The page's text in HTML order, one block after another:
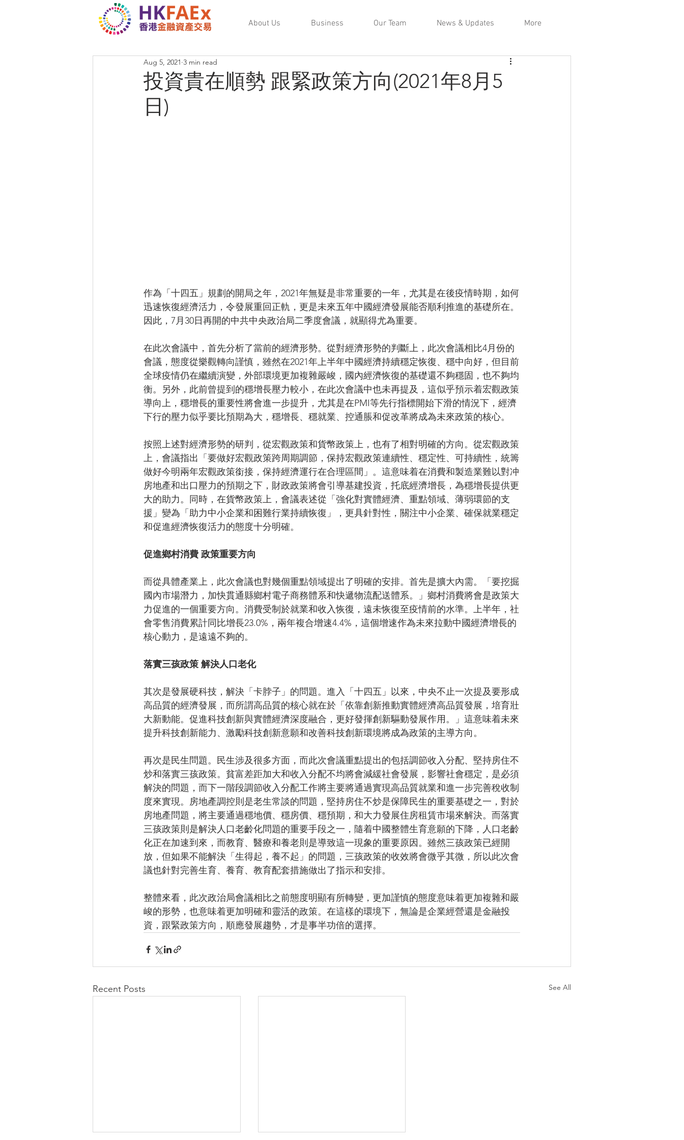
About Us Business Our Team News & Updates More
投資貴在順勢 跟緊政策方向(2021年8月5
日)
Aug 5, 2021 3 min read
作為「十四五」規劃的開局之年，2021年無疑是非常重要的一年，尤其是在後疫情時期，如何
迅速恢復經濟活力，令發展重回正軌，更是未來五年中國經濟發展能否順利推進的基礎所在。
因此，7月30日再開的中共中央政治局二季度會議，就顯得尤為重要。
在此次會議中，首先分析了當前的經濟形勢。從對經濟形勢的判斷上，此次會議相比4月份的
會議，態度從樂觀轉向謹慎，雖然在2021年上半年中國經濟持續穩定恢復、穩中向好，但目前
全球疫情仍在繼續演變，外部環境更加複雜嚴峻，國內經濟恢復的基礎還不夠穩固，也不夠均
衡。另外，此前曾提到的穩增長壓力較小，在此次會議中也未再提及，這似乎預示着宏觀政策
導向上，穩增長的重要性將會進一步提升，尤其是在PMI等先行指標開始下滑的情況下，經濟
下行的壓力似乎要比預期為大，穩增長、穩就業、控通脹和促改革將成為未來政策的核心。
按照上述對經濟形勢的研判，從宏觀政策和貨幣政策上，也有了相對明確的方向。從宏觀政策
上，會議指出「要做好宏觀政策跨周期調節，保持宏觀政策連續性、穩定性、可持續性，統籌
做好今明兩年宏觀政策銜接，保持經濟運行在合理區間」。這意味着在消費和製造業難以對冲
房地產和出口壓力的預期之下，財政政策將會引導基建投資，托底經濟增長，為穩增長提供更
大的助力。同時，在貨幣政策上，會議表述從「強化對實體經濟、重點領域、薄弱環節的支
援」變為「助力中小企業和困難行業持續恢復」，更具針對性，關注中小企業、確保就業穩定
和促進經濟恢復活力的態度十分明確。
促進鄉村消費 政策重要方向
而從具體產業上，此次會議也對幾個重點領域提出了明確的安排。首先是擴大內需。「要挖掘
國內市場潛力，加快貫通縣鄉村電子商務體系和快遞物流配送體系。」鄉村消費將會是政策大
力促進的一個重要方向。消費受制於就業和收入恢復，遠未恢復至疫情前的水準。上半年，社
會零售消費累計同比增長23.0%，兩年複合增速4.4%，這個增速作為未來拉動中國經濟增長的
核心動力，是遠遠不夠的。
落實三孩政策 解決人口老化
其次是發展硬科技，解決「卡脖子」的問題。進入「十四五」以來，中央不止一次提及要形成
高品質的經濟發展，而所謂高品質的核心就在於「依靠創新推動實體經濟高品質發展，培育壯
大新動能。促進科技創新與實體經濟深度融合，更好發揮創新驅動發展作用。」這意味着未來
提升科技創新能力、激勵科技創新意願和改善科技創新環境將成為政策的主導方向。
再次是民生問題。民生涉及很多方面，而此次會議重點提出的包括調節收入分配、堅持房住不
炒和落實三孩政策。貧富差距加大和收入分配不均將會減緩社會發展，影響社會穩定，是必須
解決的問題，而下一階段調節收入分配工作將主要將通過實現高品質就業和進一步完善稅收制
度來實現。房地產調控則是老生常談的問題，堅持房住不炒是保障民生的重要基礎之一，對於
房地產問題，將主要通過穩地價、穩房價、穩預期，和大力發展住房租賃市場來解決。而落實
三孩政策則是解決人口老齡化問題的重要手段之一，隨着中國整體生育意願的下降，人口老齡
化正在加速到來，而教育、醫療和養老則是導致這一現象的重要原因。雖然三孩政策已經開
放，但如果不能解決「生得起，養不起」的問題，三孩政策的收效將會微乎其微，所以此次會
議也針對完善生育、養育、教育配套措施做出了指示和安排。
整體來看，此次政治局會議相比之前態度明顯有所轉變，更加謹慎的態度意味着更加複雜和嚴
峻的形勢，也意味着更加明確和靈活的政策。在這樣的環境下，無論是企業經營還是金融投
資，跟緊政策方向，順應發展趨勢，才是事半功倍的選擇。
Recent Posts See All